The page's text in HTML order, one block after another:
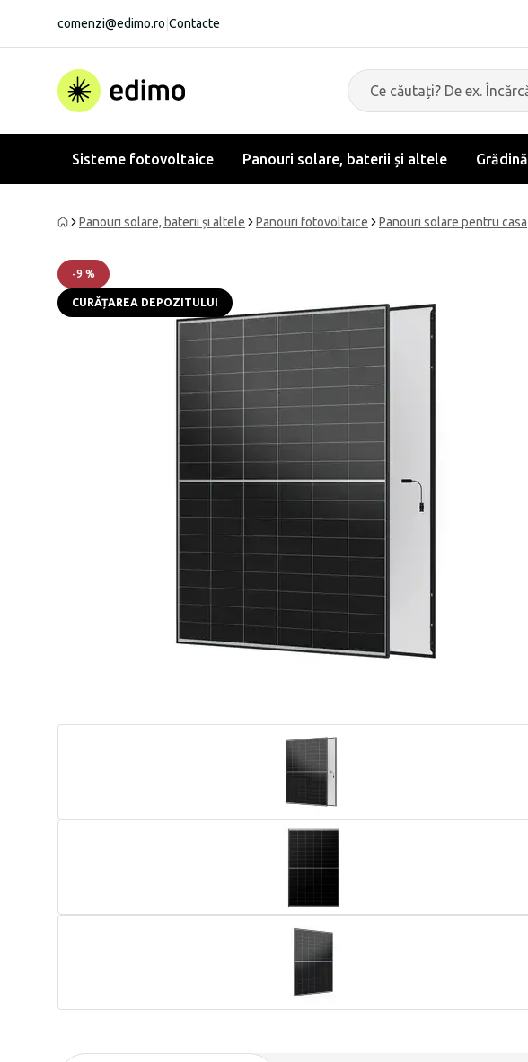
comenzi@edimo.ro Contacte
Sisteme fotovoltaice Panouri solare, baterii și altele Grădină
Panouri solare, baterii și altele Panouri fotovoltaice Panouri solare pentru casa
-9 %
CURĂȚAREA DEPOZITULUI